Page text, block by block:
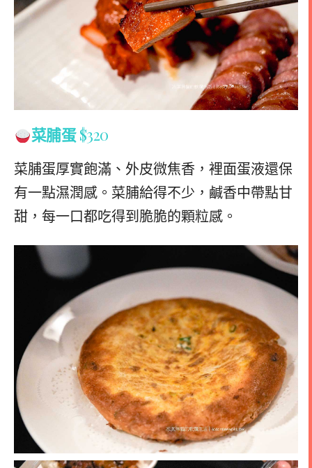
菜脯蛋$320
菜脯蛋厚實飽滿、外皮微焦香，裡面蛋液還保
有一點濕潤感。菜脯給得不少，鹹香中帶點甘
甜，每一口都吃得到脆脆的顆粒感。